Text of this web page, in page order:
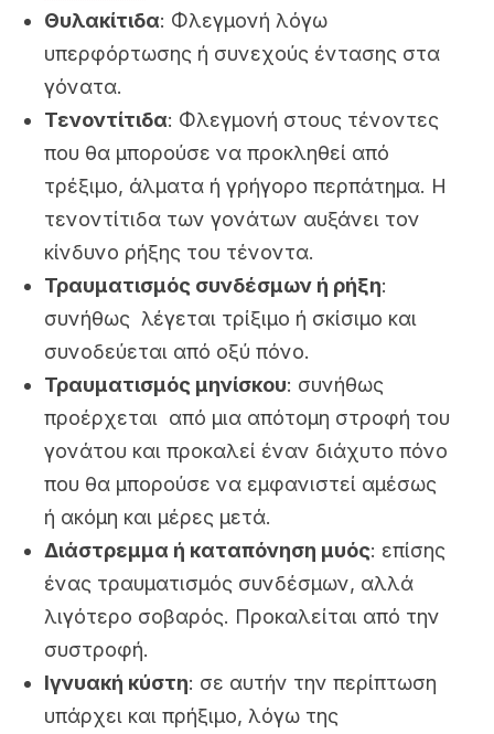
Θυλακίτιδα: Φλεγμονή λόγω
υπερφόρτωσης ή συνεχούς έντασης στα
γόνατα.
Τενοντίτιδα: Φλεγμονή στους τένοντες
που θα μπορούσε να προκληθεί από
τρέξιμο, άλματα ή γρήγορο περπάτημα. Η
τενοντίτιδα των γονάτων αυξάνει τον
κίνδυνο ρήξης του τένοντα.
Τραυματισμός συνδέσμων ή ρήξη:
συνήθως λέγεται τρίξιμο ή σκίσιμο και
συνοδεύεται από οξύ πόνο.
Τραυματισμός μηνίσκου: συνήθως
προέρχεται από μια απότομη στροφή του
γονάτου και προκαλεί έναν διάχυτο πόνο
που θα μπορούσε να εμφανιστεί αμέσως
ή ακόμη και μέρες μετά.
Διάστρεμμα ή καταπόνηση μυός: επίσης
ένας τραυματισμός συνδέσμων, αλλά
λιγότερο σοβαρός. Προκαλείται από την
συστροφή.
Ιγνυακή κύστη: σε αυτήν την περίπτωση
υπάρχει και πρήξιμο, λόγω της